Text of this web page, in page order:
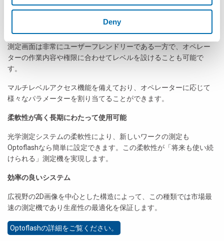
Deny
使い方はとても簡単です！
初心者でも簡単に測定項目を追加することが可能です。
測定画面は非常にユーザーフレンドリーである一方で、オペレー
ターの作業内容や権限に合わせてレベルを設けることも可能で
す。
マルチレベルアクセス機能を備えており、オペレーターに応じて
様々なパラメーターを割り当てることができます。
柔軟性が高く長期にわたって使用可能
光学測定システムの柔軟性により、新しいワークの測定も
Optoflashなら簡単に設定できます。この柔軟性が「将来も使い続
けられる」測定機を実現します。
効率の良いシステム
広視野の2D画像を中心とした構造によって、この種類では市場最
速の測定機であり生産性の最適化を保証します。
Optoflashの詳細をご覧ください。